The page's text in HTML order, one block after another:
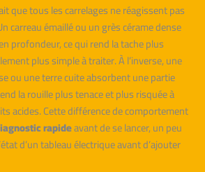
que tous les carrelages ne réagissent pas
carreau émaillé ou un grès cérame dense
profondeur, ce qui rend la tache plus
plus simple à traiter. À l’inverse, une
ou une terre cuite absorbent une partie
la rouille plus tenace et plus risquée à
acides. Cette différence de comportement
rapideavant de se lancer, un peu
d’un tableau électrique avant d’ajouter